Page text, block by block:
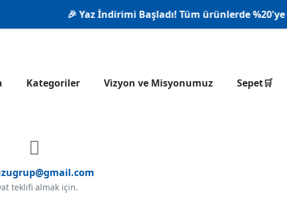
🎉 Yaz İndirimi Başladı! Tüm ürünlerde %20'ye
Kategoriler Vizyon ve Misyonumuz Sepet🛒
teklifi almak için.